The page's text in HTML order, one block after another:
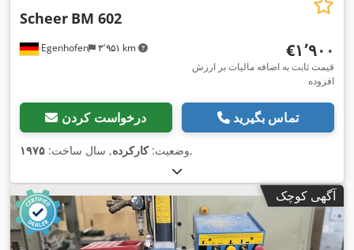
Egenhofen ۳٬۹۵۱ km
Scheer BM 602
‎€۱٬۹۰۰
قیمت ثابت به اضافه مالیات بر ارزش
افزوده
درخواست کردن تماس بگیرید
وضعیت:کارکرده, سال ساخت: ۱۹۷۵ ,
آگهی کوچک